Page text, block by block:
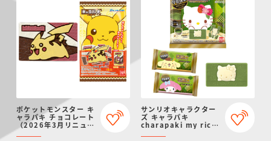
ポケットモンスター キ
ャラパキ チョコレート
（2026年3月リニュー
アル）
サンリオキャラクター
ズ キャラパキ
charapaki my rich
～宇治抹茶～